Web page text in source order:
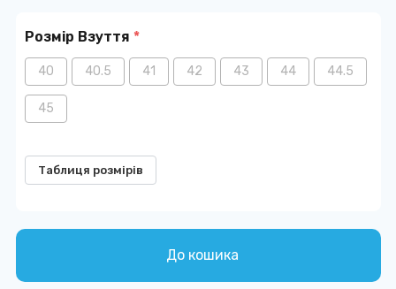
Розмір Взуття *
40 40.5 41 42 43 44 44.5
45
Таблиця розмірів
До кошика